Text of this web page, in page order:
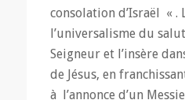
consolation d’Israël « .
l’universalisme du
Seigneur et l’insère
de Jésus, en
à l’annonce d’un